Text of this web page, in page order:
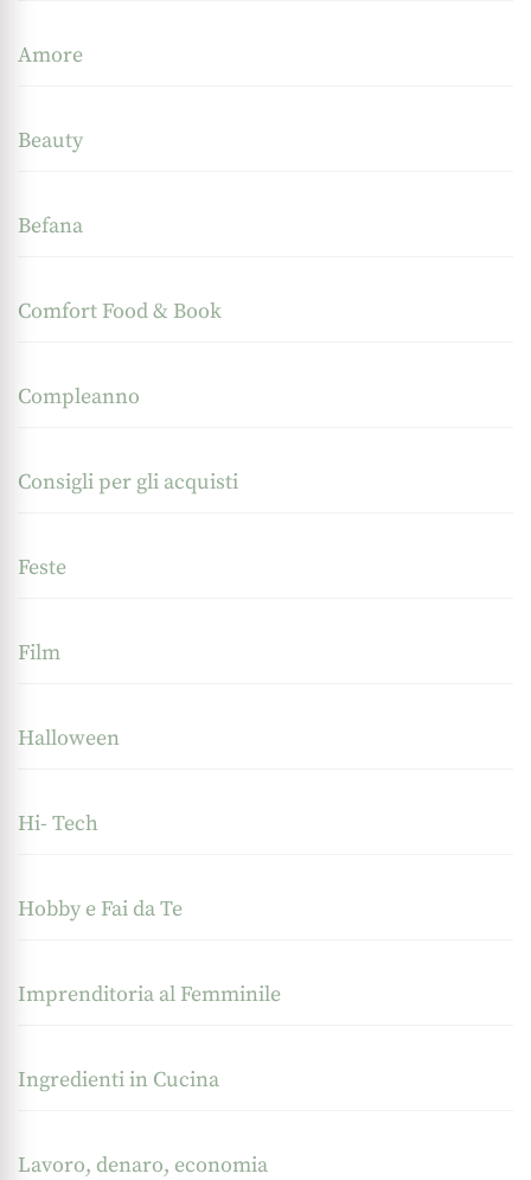
Amore
Beauty
Befana
Comfort Food & Book
Compleanno
Consigli per gli acquisti
Feste
Film
Halloween
Hi- Tech
Hobby e Fai da Te
Imprenditoria al Femminile
Ingredienti in Cucina
Lavoro, denaro, economia